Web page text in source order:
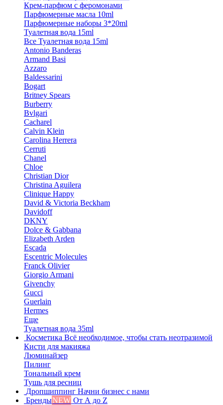
Крем-парфюм с феромонами
Парфюмерные масла 10ml
Парфюмерные наборы 3*20ml
Туалетная вода 15ml
Все Туалетная вода 15ml
Antonio Banderas
Armand Basi
Azzaro
Baldessarini
Bogart
Britney Spears
Burberry
Bvlgari
Cacharel
Calvin Klein
Carolina Herrera
Cerruti
Chanel
Chloe
Christian Dior
Christina Aguilera
Clinique Happy
David & Victoria Beckham
Davidoff
DKNY
Dolce & Gabbana
Elizabeth Arden
Escada
Escentric Molecules
Franck Olivier
Giorgio Armani
Givenchy
Gucci
Guerlain
Hermes
Еще
Туалетная вода 35ml
Косметика Всё необходимое, чтобы стать неотразимой
Кисти для макияжа
Люминайзер
Пилинг
Тональный крем
Тушь для ресниц
Дропшиппинг Начни бизнес с нами
БрендыNEW От А до Z